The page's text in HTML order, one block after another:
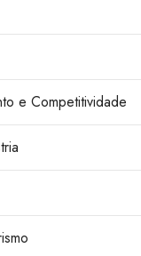
e Competitividade